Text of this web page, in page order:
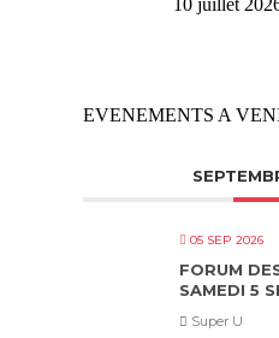
10 juillet
EVENEMENTS A
05 SEP 2026
FORUM
SAMEDI 5
Super U